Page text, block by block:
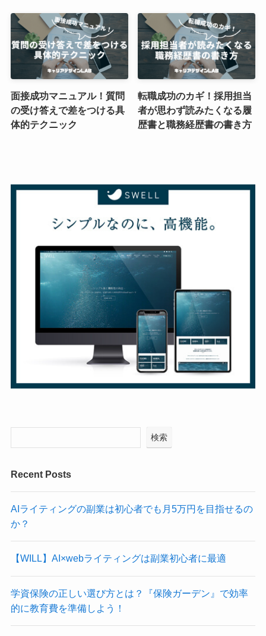
面接成功マニュアル！質問
の受け答えで差をつける具
体的テクニック
転職成功のカギ！採用担当
者が思わず読みたくなる履
歴書と職務経歴書の書き方
検索
Recent Posts
AIライティングの副業は初心者でも月5万円を目指せるの
か？
【WILL】AI×webライティングは副業初心者に最適
学資保険の正しい選び方とは？『保険ガーデン』で効率
的に教育費を準備しよう！